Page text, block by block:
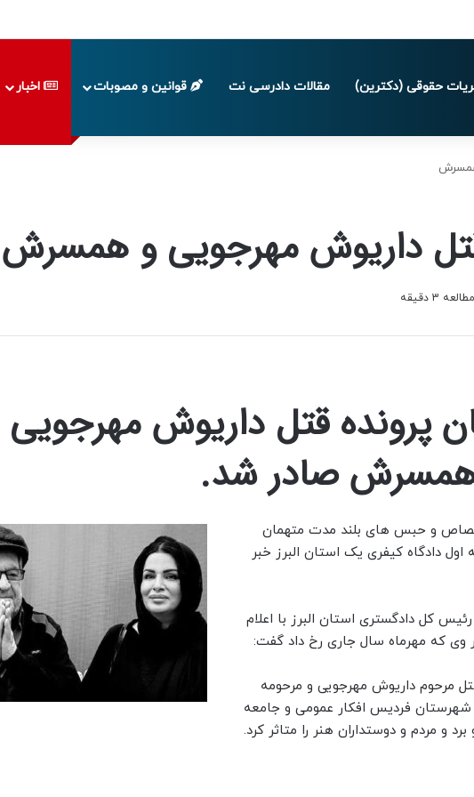
مالیاتی تا پایان تابستان 1405
حقوقی (دکترین) مقالات دادرسی نت قوانین و مصوبات اخبار
همسرش
قتل داریوش مهرجویی و همسرش
3 دقیقه
پرونده قتل داریوش
صادر شد.
قصاص و حبس های بلند مدت متهمان
دادگاه کیفری یک استان البرز خبر
کل دادگستری استان البرز با اعلام
وی که مهرماه سال جاری رخ داد گفت:
خبر وقوع قتل مرحوم داریوش مهرجویی و مرحومه
فردیس افکار عمومی و جامعه
و مردم و دوستداران هنر را متاثر کرد.